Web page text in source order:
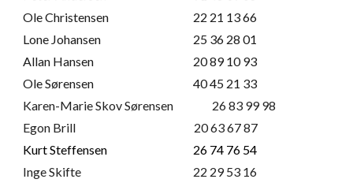
Ole Christensen
22 21 13 66
Lone Johansen
25 36 28 01
Allan Hansen
20 89 10 93
Ole Sørensen
40 45 21 33
Karen-Marie Skov Sørensen
26 83 99 98
Egon Brill 20 63 67 87
Kurt Steffensen
26 74 76 54
Inge Skifte
22 29 53 16